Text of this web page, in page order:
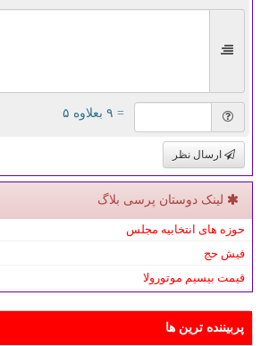
= ۹ بعلاوه ۵
ارسال نظر
لینک دوستان پرسی بلاگ
حوزه های انتخابیه مجلس
فیش حج
قیمت بیسیم موتورولا
پربیننده ترین ها